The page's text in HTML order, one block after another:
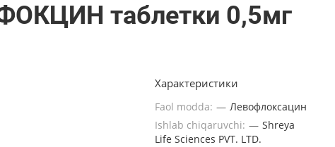
таблетки 0,5мг
Характеристики
Faol modda: — Левофлоксацин
Ishlab chiqaruvchi: — Shreya
Life Sciences PVT. LTD.